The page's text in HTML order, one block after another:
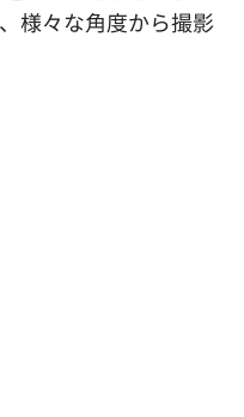
様々な角度から撮影